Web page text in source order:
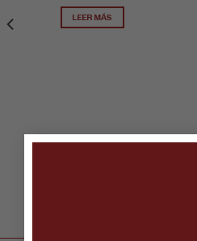
LEER MÁS